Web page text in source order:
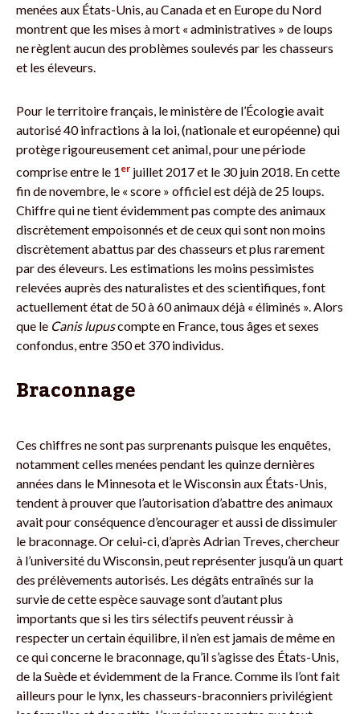
menées aux États-Unis, au Canada et en Europe du Nord
montrent que les mises à mort « administratives » de loups
ne règlent aucun des problèmes soulevés par les chasseurs
et les éleveurs.
Pour le territoire français, le ministère de l’Écologie avait
autorisé 40 infractions à la loi, (nationale et européenne) qui
protège rigoureusement cet animal, pour une période
comprise entre le 1 er juillet 2017 et le 30 juin 2018. En cette
fin de novembre, le « score » officiel est déjà de 25 loups.
Chiffre qui ne tient évidemment pas compte des animaux
discrètement empoisonnés et de ceux qui sont non moins
discrètement abattus par des chasseurs et plus rarement
par des éleveurs. Les estimations les moins pessimistes
relevées auprès des naturalistes et des scientifiques, font
actuellement état de 50 à 60 animaux déjà « éliminés ». Alors
que le Canis lupuscompte en France, tous âges et sexes
confondus, entre 350 et 370 individus.
Braconnage
Ces chiffres ne sont pas surprenants puisque les enquêtes,
notamment celles menées pendant les quinze dernières
années dans le Minnesota et le Wisconsin aux États-Unis,
tendent à prouver que l’autorisation d’abattre des animaux
avait pour conséquence d’encourager et aussi de dissimuler
le braconnage. Or celui-ci, d’après Adrian Treves, chercheur
à l’université du Wisconsin, peut représenter jusqu’à un quart
des prélèvements autorisés. Les dégâts entraînés sur la
survie de cette espèce sauvage sont d’autant plus
importants que si les tirs sélectifs peuvent réussir à
respecter un certain équilibre, il n’en est jamais de même en
ce qui concerne le braconnage, qu’il s’agisse des États-Unis,
de la Suède et évidemment de la France. Comme ils l’ont fait
ailleurs pour le lynx, les chasseurs-braconniers privilégient